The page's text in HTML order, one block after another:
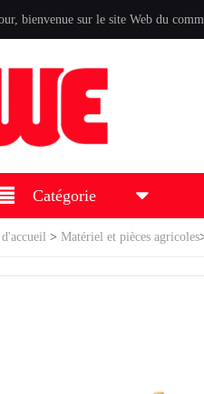
bienvenue sur le site Web du
Catégorie
> Matériel et pièces agricoles